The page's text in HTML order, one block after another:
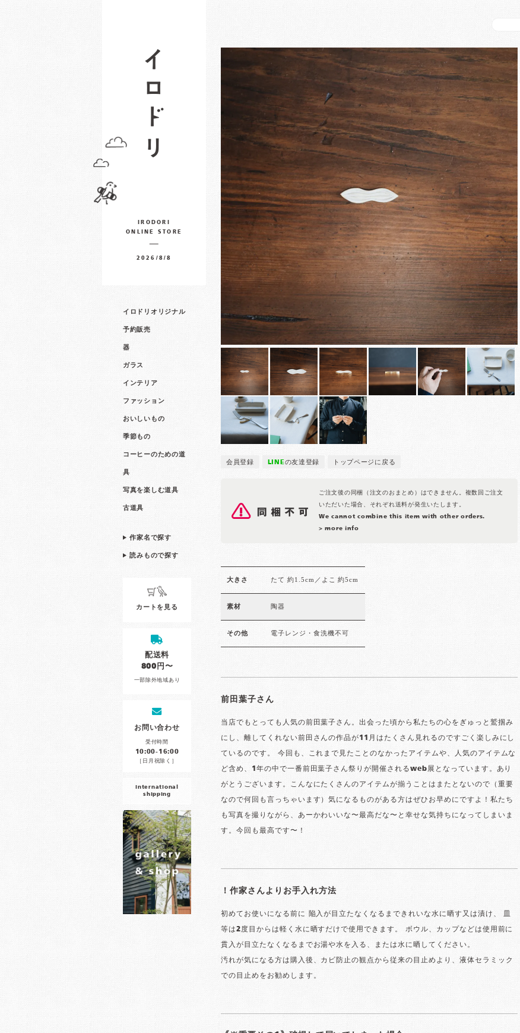
IRODORI
ONLINE STORE
2026/8/8
イロドリオリジナル
予約販売
器
ガラス
インテリア
ファッション
おいしいもの
季節もの
コーヒーのための道
具
写真を楽しむ道具
古道具
作家名で探す
読みもので探す
カートを見る
配送料
800円〜
一部除外地域あり
お問い合わせ
受付時間
10:00-16:00
［日月祝除く］
international
shipping
会員登録 LINEの友達登録 トップページに戻る
ご注文後の同梱（注文のおまとめ）はできません。複数回ご注文
いただいた場合、それぞれ送料が発生いたします。
We cannot combine this item with other orders.
> more info
大きさ たて 約1.5cm／よこ 約5cm
素材 陶器
その他 電子レンジ・食洗機不可
前田葉子さん
当店でもとっても人気の前田葉子さん。出会った頃から私たちの心をぎゅっと鷲掴み
にし、離してくれない前田さんの作品が11月はたくさん見れるのですごく楽しみにし
ているのです。 今回も、これまで見たことのなかったアイテムや、人気のアイテムな
ど含め、1年の中で一番前田葉子さん祭りが開催されるweb展となっています。あり
がとうございます。こんなにたくさんのアイテムが揃うことはまたとないので（重要
なので何回も言っちゃいます）気になるものがある方はぜひお早めにですよ！私たち
も写真を撮りながら、あーかわいいな〜最高だな〜と幸せな気持ちになってしまいま
す。今回も最高です〜！
！作家さんよりお手入れ方法
初めてお使いになる前に 陥入が目立たなくなるまできれいな水に晒す又は漬け、 皿
等は2度目からは軽く水に晒すだけで使用できます。 ボウル、カップなどは使用前に
貫入が目立たなくなるまでお湯や水を入る、または水に晒してください。
汚れが気になる方は購入後、カビ防止の観点から従来の目止めより、液体セラミック
での目止めをお勧めします。